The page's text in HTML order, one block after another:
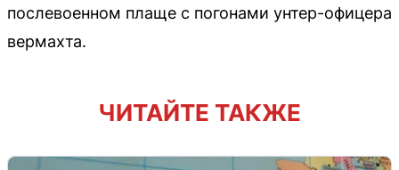
послевоенном плаще с погонами унтер-офицера
вермахта.
ЧИТАЙТЕ ТАКЖЕ